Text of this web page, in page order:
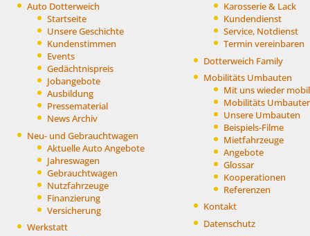
Auto Dotterweich
Startseite
Unsere Geschichte
Kundenstimmen
Events
Gedächtnispreis
Jobangebote
Ausbildung
Pressematerial
News Archiv
Neu- und Gebrauchtwagen
Aktuelle Auto Angebote
Jahreswagen
Gebrauchtwagen
Nutzfahrzeuge
Finanzierung
Versicherung
Werkstatt
Karosserie & Lack
Kundendienst
Service, Notdienst
Termin vereinbaren
Dotterweich Family
Mobilitäts Umbauten
Mit uns wieder mobil
Mobilitäts
Unsere Umbauten
Beispiels-Filme
Mietfahrzeuge
Angebote
Glossar
Kooperationen
Referenzen
Kontakt
Datenschutz